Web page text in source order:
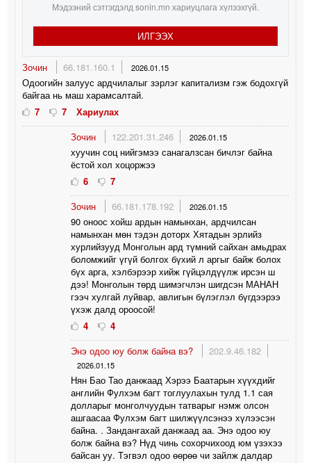
Мэдээний сэтгэгдэлд sonin.mn хариуцлага хүлээхгүй.
ИЛГЭЭХ
Зочин 66.181.160.1 2026.01.15
Одоогийн залуус ардчилалыг зэрлэг капитализм гэж бодохгүй
байгаа нь маш харамсалтай.
7
7
Хариулах
Зочин
122.201.31.246 2026.01.15
хуучин соц нийгэмээ санагалзсан бичлэг байна
ёстой хол хоцоржээ
6
7
Зочин
66.181.178.192 2026.01.15
90 оноос хойш ардын намынхан, ардчилсан
намынхан мөн тэдэн доторх Хятадын эрлийз
хурлийзууд Монголын ард түмний сайхан амьдрах
боломжийг үгүй болгох бүхий л аргыг байж болох
бүх арга, хэлбэрээр хийж гүйцэлдүүлж ирсэн ш
дээ! Монголын төрд шимэгчлэн шигдсэн МАНАН
гээч хулгай луйвар, авлигын бүлэглэл бүгдээрээ
үхэж далд ороосой!
4
4
Энэ одоо юу болж байна вэ?
202.9.46.182
2026.01.15
Нян Бао Тао данжаад Хэрээ Баатарын хүүхдийг
английн Фулхэм багт тоглуулахын тулд 1.1 сая
долларыг монголчуудын татварыг нэмж олсон
ашгаасаа Фулхэм багт шилжүүлсэнээ хүлээсэн
байна. . Зандангахай данжаад аа. Энэ одоо юу
болж байна вэ? Нүд чинь сохорчихоод юм үзэхээ
байсан уу. Тэгвэл одоо өөрөө чи зайлж далдар